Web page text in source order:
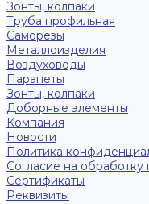
Зонты, колпаки
Труба профильная
Саморезы
Металлоизделия
Воздуховоды
Парапеты
Зонты, колпаки
Доборные элементы
Компания
Новости
Политика
Согласие на
Сертификаты
Реквизиты